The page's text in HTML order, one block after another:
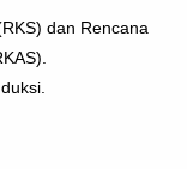
dan Rencana